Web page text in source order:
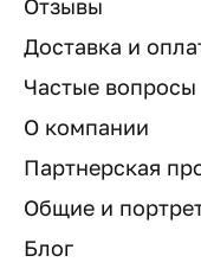
Отзывы
Доставка и
Частые вопросы
О компании
Партнерская
Общие и
Блог